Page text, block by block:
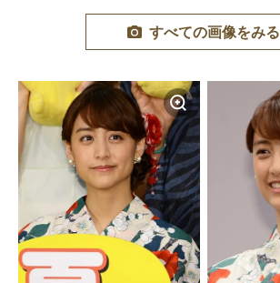
すべての画像をみる